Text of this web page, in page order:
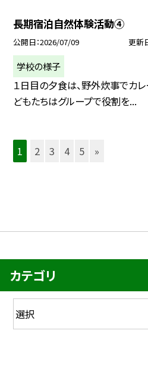
長期宿泊自然体験活動④
公開日 2026/07/09 更新
学校の様子
１日目の夕食は、野外炊事でカレ
どもたちはグループで役割を...
1 2 3 4 5 »
カテゴリ